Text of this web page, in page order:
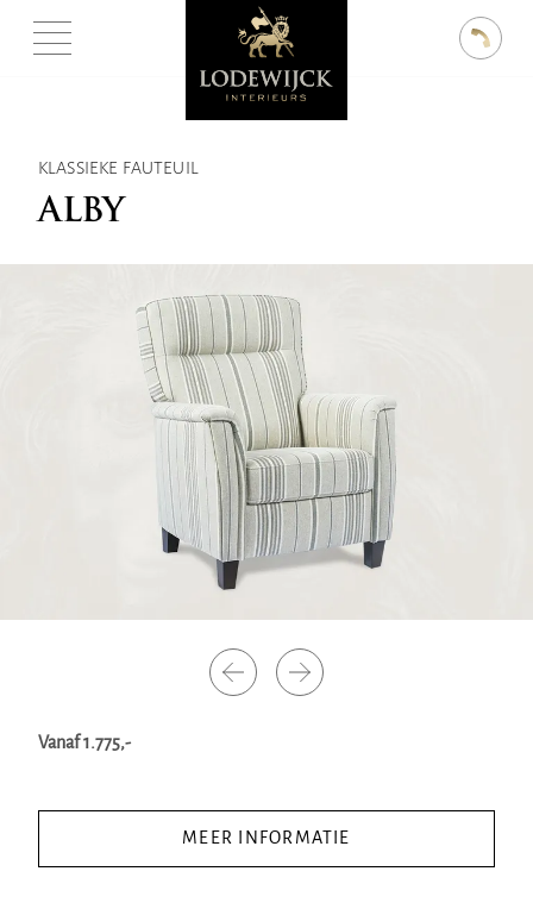
KLASSIEKE FAUTEUIL
ALBY
Vanaf 1.775,-
MEER INFORMATIE